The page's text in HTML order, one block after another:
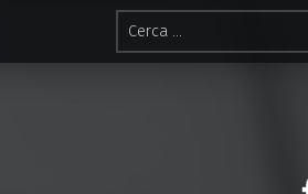
Ricerca per: